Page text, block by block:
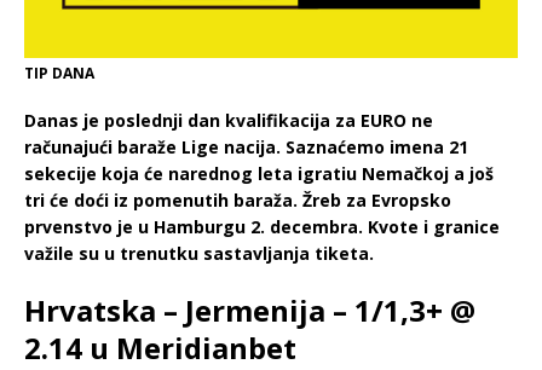
TIP DANA
Danas je poslednji dan kvalifikacija za EURO ne
računajući baraže Lige nacija. Saznaćemo imena 21
sekecije koja će narednog leta igratiu Nemačkoj a još
tri će doći iz pomenutih baraža. Žreb za Evropsko
prvenstvo je u Hamburgu 2. decembra. Kvote i granice
važile su u trenutku sastavljanja tiketa.
Hrvatska – Jermenija – 1/1,3+ @
2.14 u Meridianbet